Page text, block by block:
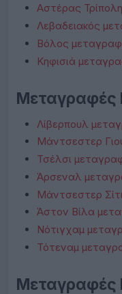
Αστέρας
Λεβαδειακός
Βόλος
Κηφισιά
Μεταγραφές
Λίβερπουλ
Μάντσεστερ
Τσέλσι
Άρσεναλ
Μάντσεστερ
Άστον Βίλα
Νότιγχαμ
Τότεναμ
Μεταγραφές